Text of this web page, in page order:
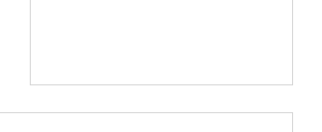
Lebenszeichen